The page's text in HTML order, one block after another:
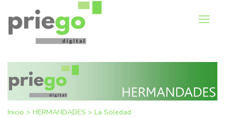
Inicio > HERMANDADES > La Soledad